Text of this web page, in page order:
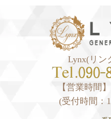
Lynx(リン
【営業時間
(受付時間：